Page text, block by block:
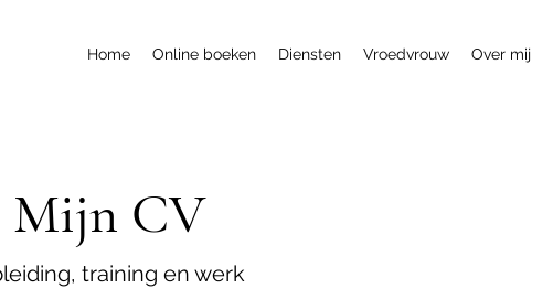
Home Online boeken Diensten Vroedvrouw Over mij
Mijn CV
training en werk